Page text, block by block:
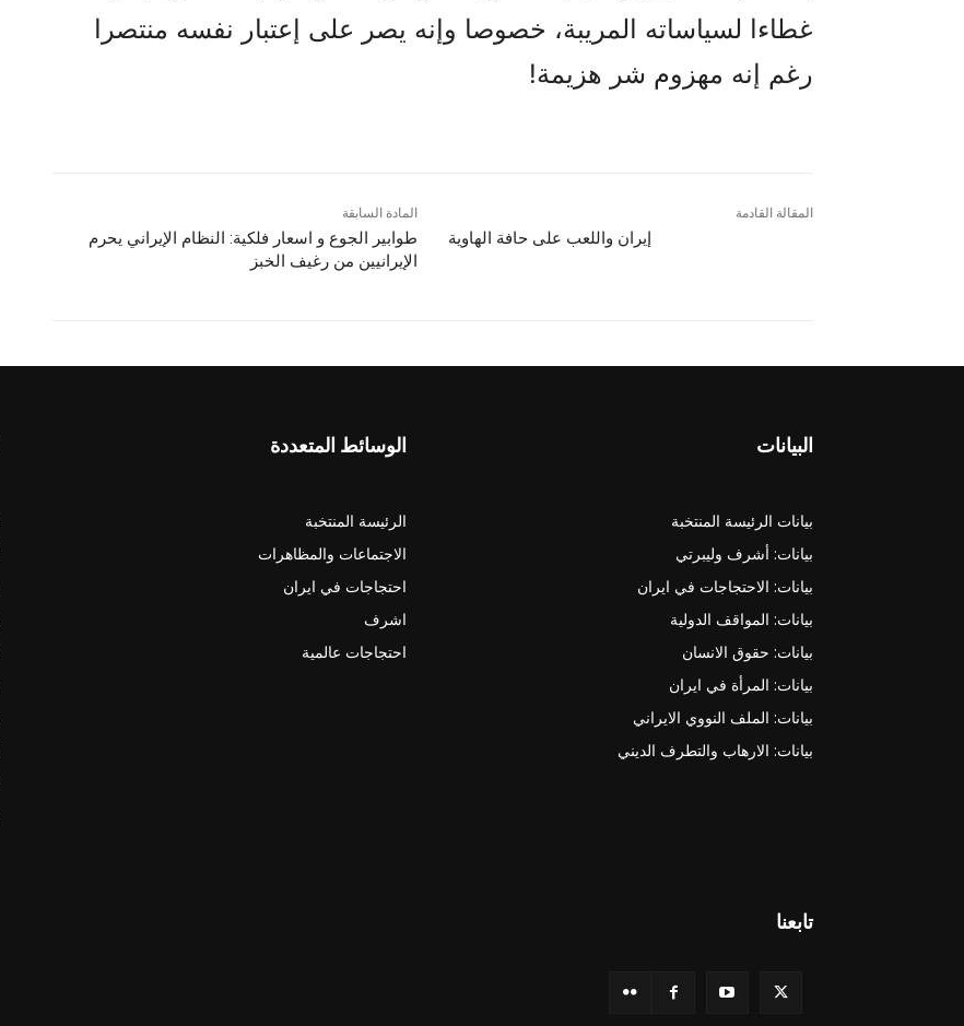
غطاءا لسياساته المريبة، خصوصا وإنه يصر على إعتبار نفسه منتصرا
رغم إنه مهزوم شر هزيمة!
المادة السابقة
طوابير الجوع و اسعار فلكية: النظام الإيراني يحرم
الإيرانيين من رغيف الخبز
المقالة القادمة
إيران واللعب على حافة الهاوية
الوسائط المتعددة
الرئيسة المنتخبة
الاجتماعات والمظاهرات
احتجاجات في ايران
اشرف
احتجاجات عالمية
البيانات
بيانات الرئيسة المنتخبة
بيانات: أشرف وليبرتي
بيانات: الاحتجاجات في ايران
بيانات: المواقف الدولية
بيانات: حقوق الانسان
بيانات: المرأة في ايران
بيانات: الملف النووي الايراني
بيانات: الارهاب والتطرف الديني
تابعنا